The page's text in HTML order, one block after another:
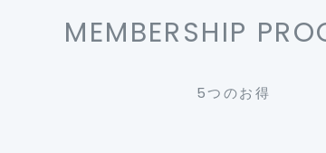
MEMBERSHIP
5つのお得